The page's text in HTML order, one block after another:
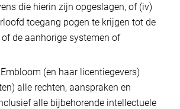
die hierin zijn opgeslagen, of (iv)
toegang pogen te krijgen tot de
de aanhorige systemen of
(en haar licentiegevers)
alle rechten, aanspraken en
alle bijbehorende intellectuele